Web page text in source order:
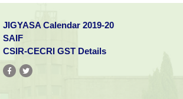
JIGYASA Calendar 2019-20
SAIF
CSIR-CECRI GST Details